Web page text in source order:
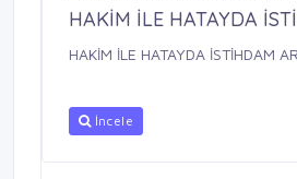
HAKİM İLE HATAYDA
HAKİM İLE HATAYDA İSTİHDAM
İncele